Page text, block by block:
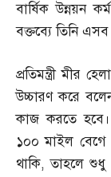
বার্ষিক উন্নয়ন
বক্তব্যে তিনি
প্রতিমন্ত্রী মীর
উচ্চারণ করে
কাজ করতে
১০০ মাইল
থাকি,তাহলে শুধু